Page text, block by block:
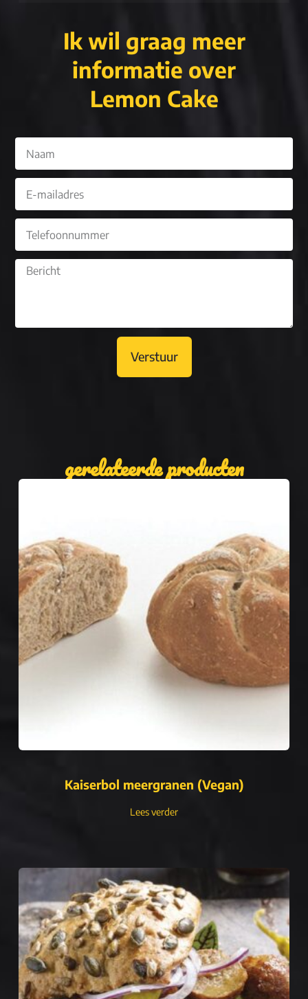
Ik wil graag meer
informatie over
Lemon Cake
Verstuur
gerelateerde producten
Kaiserbol meergranen (Vegan)
Lees verder